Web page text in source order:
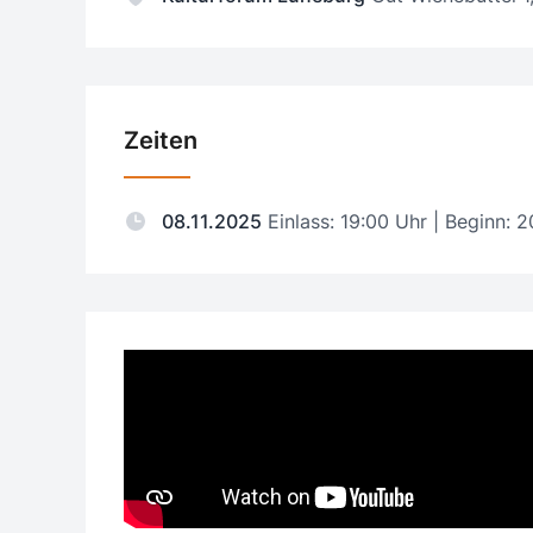
Zeiten
08.11.2025 Einlass: 19:00 Uhr | Beginn: